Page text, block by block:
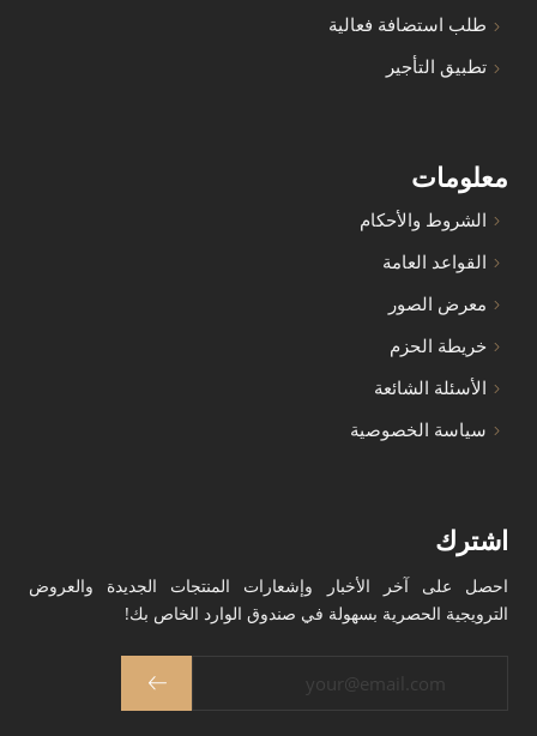
طلب استضافة فعالية
تطبيق التأجير
معلومات
الشروط والأحكام
القواعد العامة
معرض الصور
خريطة الحزم
الأسئلة الشائعة
سياسة الخصوصية
اشترك
احصل على آخر الأخبار وإشعارات المنتجات الجديدة والعروض
الترويجية الحصرية بسهولة في صندوق الوارد الخاص بك!